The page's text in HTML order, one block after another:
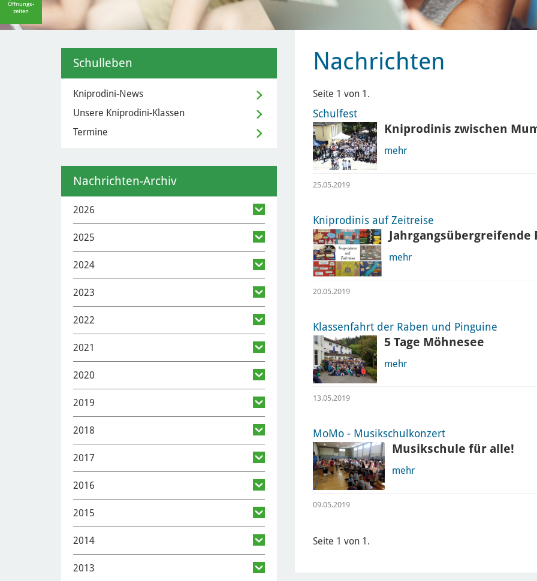
Nachrichten
Seite 1 von 1.
Schulfest
Kniprodinis zwischen
mehr
25.05.2019
Kniprodinis auf Zeitreise
Jahrgangsübergreifende
mehr
20.05.2019
Klassenfahrt der Raben und Pinguine
5 Tage Möhnesee
mehr
13.05.2019
MoMo - Musikschulkonzert
Musikschule für alle!
mehr
09.05.2019
Seite 1 von 1.
Schulleben
Kniprodini-News
Unsere Kniprodini-Klassen
Termine
Nachrichten-Archiv
2026
2025
2024
2023
2022
2021
2020
2019
2018
2017
2016
2015
2014
2013
Öffnungs-
zeiten